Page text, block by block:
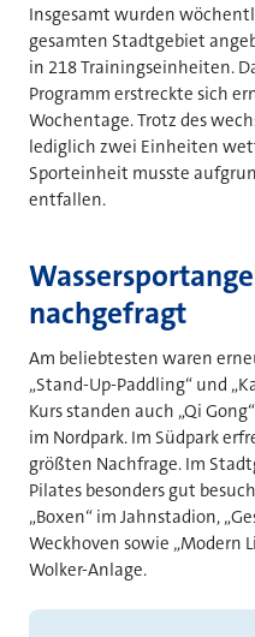
Insgesamt wurden
gesamten Stadtgebiet
in 218 Trainingseinheiten.
Programm erstreckte sich
Wochentage. Trotz des
lediglich zwei Einheiten
Sporteinheit musste
entfallen.
nachgefragt
Am beliebtesten waren
„Stand-Up-Paddling“ und
Kurs standen auch „Qi
im Nordpark. Im Südpark
größten Nachfrage. Im
Pilates besonders gut
„Boxen“ im Jahnstadion,
Weckhoven sowie „Modern
Wolker-Anlage.